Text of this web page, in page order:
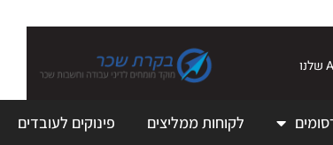
לקוחות ממליצים פינוקים לעובדים